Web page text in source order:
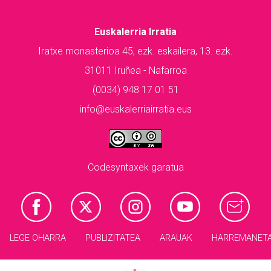
Euskalerria Irratia
Iratxe monasterioa 45, ezk. eskailera, 13. ezk.
31011 Iruñea - Nafarroa
(0034) 948 17 01 51
info@euskalerriairratia.eus
Codesyntaxek garatua
LEGE OHARRA PUBLIZITATEA ARAUAK